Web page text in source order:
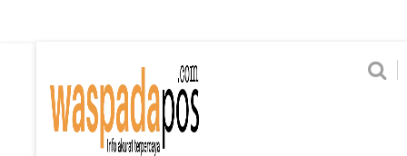
Home News
Ekonomi Hukum & Kriminal
Home News Ekonomi Hukum & Kriminal
Daily Archives:1 Maret 2021